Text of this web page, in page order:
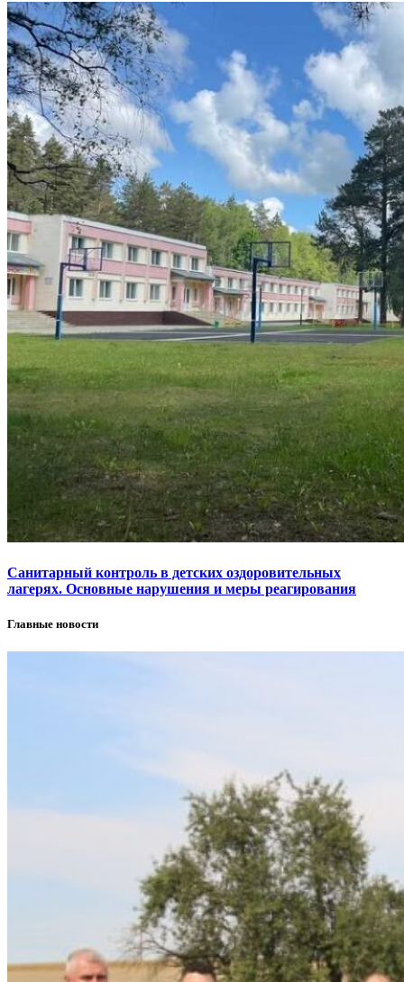
Санитарный контроль в детских оздоровительных
лагерях. Основные нарушения и меры реагирования
Главные новости